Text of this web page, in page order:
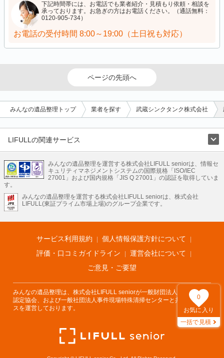
0
お気に入り
一括で見積
下記時間帯には、お電話でも業者紹介・見積もり依頼・相談を
承っております。お急ぎの方はお電話ください。（通話無料：
0120-905-734）
お電話の受付時間 8:00～19:00（土日祝も対応）
ページの先頭へ
みんなの遺品整理トップ 業者を探す 武蔵シンクタンク株式会社
LIFULLの関連サービス
不動産・住宅
引越し 老人ホーム 地方創生 ママの就労支援
不動産クラウドファンディング 遺品整理 老後の暮らし情報
LIFULL HOME'Sのサービス
不動産・住宅
不動産査定 マンション専門売却査定 不動産投資 アドバイザー
不動産アーカイブ
空き家バンク 家賃相場 不動産会社
まちむすび
不動産用語集 住まいのお役立ち情報
LIFULL HOME'S PRESS
アプリ 不動産データ 不動産転職
みんなの遺品整理を運営する株式会社LIFULL seniorは、情報セ
キュリティマネジメントシステムの国際規格「ISO/IEC
27001」および国内規格「JIS Q 27001」の認証を取得していま
す。
みんなの遺品整理を運営する株式会社LIFULL seniorは、株式会社
LIFULL(東証プライム市場上場)のグループ企業です。
サービス利用規約
個人情報保護方針について
評価・口コミガイドライン
運営会社について
ご意見・ご要望
みんなの遺品整理は、株式会社LIFULL seniorが一般財団法人遺品整理士
認定協会、および一般社団法人事件現場特殊清掃センターと共同でサービ
スを運営しております。